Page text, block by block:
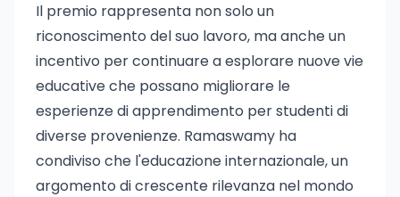
Il premio rappresenta non solo un
riconoscimento del suo lavoro, ma anche un
incentivo per continuare a esplorare nuove vie
educative che possano migliorare le
esperienze di apprendimento per studenti di
diverse provenienze. Ramaswamy ha
condiviso che l'educazione internazionale, un
argomento di crescente rilevanza nel mondo